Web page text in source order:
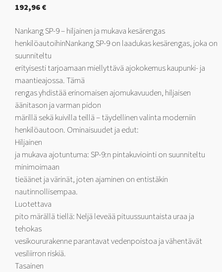
192,96 €
Nankang SP-9 – hiljainen ja mukava kesärengas
henkilöautoihinNankang SP-9 on laadukas kesärengas, joka on
suunniteltu
erityisesti tarjoamaan miellyttävä ajokokemus kaupunki- ja
maantieajossa. Tämä
rengas yhdistää erinomaisen ajomukavuuden, hiljaisen
äänitason ja varman pidon
märillä sekä kuivilla teillä – täydellinen valinta moderniin
henkilöautoon. Ominaisuudet ja edut:
Hiljainen
ja mukava ajotuntuma: SP-9:n pintakuviointi on suunniteltu
minimoimaan
tieäänet ja värinät, joten ajaminen on entistäkin
nautinnollisempaa.
Luotettava
pito märällä tiellä: Neljä leveää pituussuuntaista uraa ja
tehokas
vesikoururakenne parantavat vedenpoistoa ja vähentävät
vesiliirron riskiä.
Tasainen